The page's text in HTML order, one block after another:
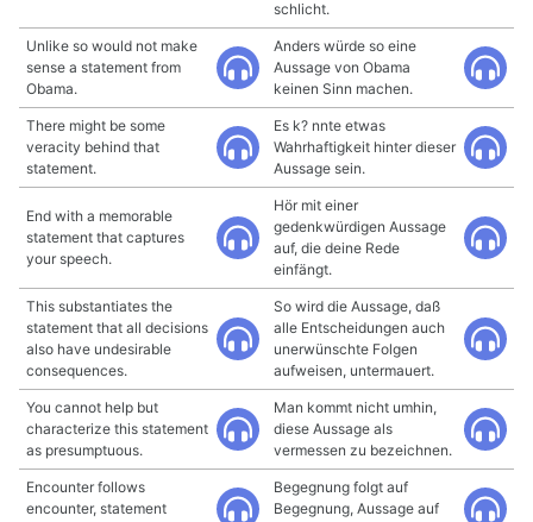
schlicht.
Unlike so would not make
sense a statement from
Obama.
Anders würde so eine
Aussage von Obama
keinen Sinn machen.
There might be some
veracity behind that
statement.
Es k? nnte etwas
Wahrhaftigkeit hinter dieser
Aussage sein.
End with a memorable
statement that captures
your speech.
Hör mit einer
gedenkwürdigen Aussage
auf, die deine Rede
einfängt.
This substantiates the
statement that all decisions
also have undesirable
consequences.
So wird die Aussage, daß
alle Entscheidungen auch
unerwünschte Folgen
aufweisen, untermauert.
You cannot help but
characterize this statement
as presumptuous.
Man kommt nicht umhin,
diese Aussage als
vermessen zu bezeichnen.
Encounter follows
encounter, statement
Begegnung folgt auf
Begegnung, Aussage auf